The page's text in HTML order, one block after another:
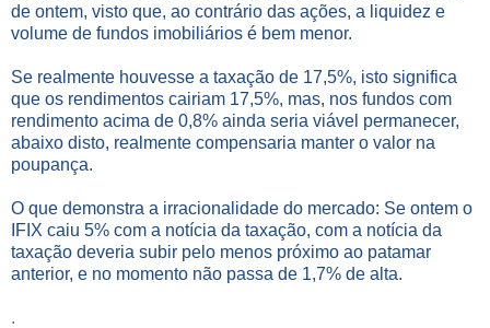
de ontem, visto que, ao contrário das ações, a liquidez e
volume de fundos imobiliários é bem menor.
Se realmente houvesse a taxação de 17,5%, isto significa
que os rendimentos cairiam 17,5%, mas, nos fundos com
rendimento acima de 0,8% ainda seria viável permanecer,
abaixo disto, realmente compensaria manter o valor na
poupança.
O que demonstra a irracionalidade do mercado: Se ontem o
IFIX caiu 5% com a notícia da taxação, com a notícia da
taxação deveria subir pelo menos próximo ao patamar
anterior, e no momento não passa de 1,7% de alta.
.